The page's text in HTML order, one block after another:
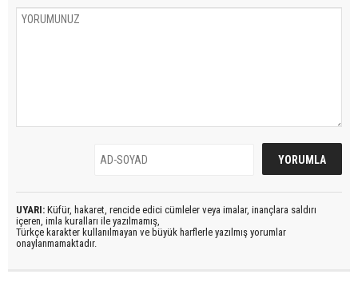
UYARI: Küfür, hakaret, rencide edici cümleler veya imalar, inançlara saldırı
içeren, imla kuralları ile yazılmamış,
Türkçe karakter kullanılmayan ve büyük harflerle yazılmış yorumlar
onaylanmamaktadır.